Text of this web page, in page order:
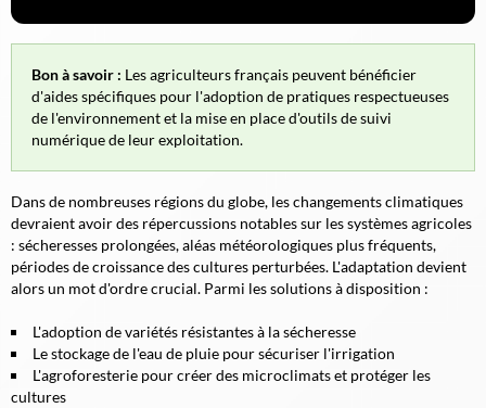
Bon à savoir : Les agriculteurs français peuvent bénéficier
d'aides spécifiques pour l'adoption de pratiques respectueuses
de l'environnement et la mise en place d'outils de suivi
numérique de leur exploitation.
Dans de nombreuses régions du globe, les changements climatiques
devraient avoir des répercussions notables sur les systèmes agricoles
: sécheresses prolongées, aléas météorologiques plus fréquents,
périodes de croissance des cultures perturbées. L'adaptation devient
alors un mot d'ordre crucial. Parmi les solutions à disposition :
L'adoption de variétés résistantes à la sécheresse
Le stockage de l'eau de pluie pour sécuriser l'irrigation
L'agroforesterie pour créer des microclimats et protéger les
cultures